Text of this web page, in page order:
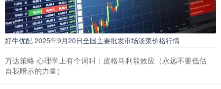
好牛优配 2025年9月20日全国主要批发市场淡菜价格行情
万达策略 心理学上有个词叫：皮格马利翁效应（永远不要低估
自我暗示的力量）